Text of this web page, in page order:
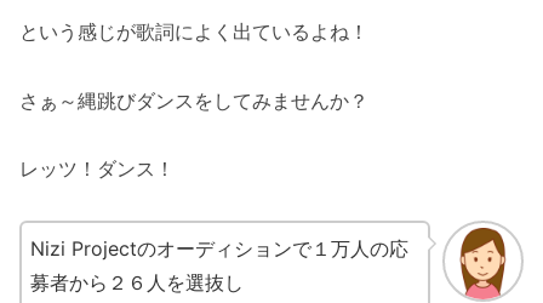
という感じが歌詞によく出ているよね！
さぁ～縄跳びダンスをしてみませんか？
レッツ！ダンス！
Nizi Projectのオーディションで１万人の応
募者から２６人を選抜し